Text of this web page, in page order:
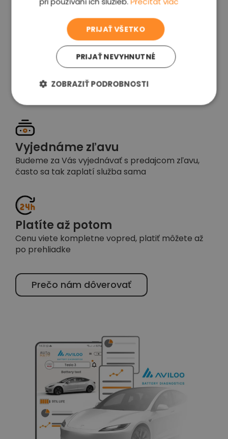
voľba
Garancia spokojnosti
Pokiaľ nebudete s našou prácou spokojní,
Vyjednáme zľavu
Budeme za Vás vyjednávať s predajcom zľavu,
často sa tak zaplatí služba sama
Platíte až potom
Cenu viete kompletne vopred, platiť môžete až
po prehliadke
Prečo nám dôverovať
PRIJAŤ VŠETKO
PRIJAŤ NEVYHNUTNÉ
ZOBRAZIŤ PODROBNOSTI